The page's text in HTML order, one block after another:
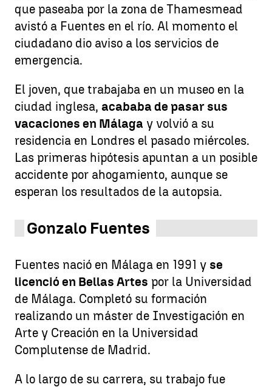
que paseaba por la zona de Thamesmead
avistó a Fuentes en el río. Al momento el
ciudadano dio aviso a los servicios de
emergencia.
El joven, que trabajaba en un museo en la
ciudad inglesa, acababa de pasar sus
vacaciones en Málaga y volvió a su
residencia en Londres el pasado miércoles.
Las primeras hipótesis apuntan a un posible
accidente por ahogamiento, aunque se
esperan los resultados de la autopsia.
Gonzalo Fuentes
Fuentes nació en Málaga en 1991 y se
licenció en Bellas Artes por la Universidad
de Málaga. Completó su formación
realizando un máster de Investigación en
Arte y Creación en la Universidad
Complutense de Madrid.
A lo largo de su carrera, su trabajo fue